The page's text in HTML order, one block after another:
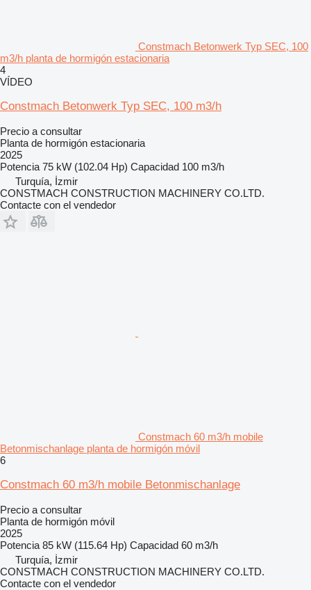
Constmach Betonwerk Typ SEC, 100
m3/h planta de hormigón estacionaria
4
VÍDEO
Constmach Betonwerk Typ SEC, 100 m3/h
Precio a consultar
Planta de hormigón estacionaria
2025
Potencia 75 kW (102.04 Hp) Capacidad 100 m3/h
Turquía, İzmir
CONSTMACH CONSTRUCTION MACHINERY CO.LTD.
Contacte con el vendedor
Constmach 60 m3/h mobile
Betonmischanlage planta de hormigón móvil
6
Constmach 60 m3/h mobile Betonmischanlage
Precio a consultar
Planta de hormigón móvil
2025
Potencia 85 kW (115.64 Hp) Capacidad 60 m3/h
Turquía, İzmir
CONSTMACH CONSTRUCTION MACHINERY CO.LTD.
Contacte con el vendedor